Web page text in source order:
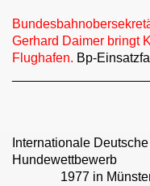
Gerhard Daimer bringt
Flughafen. Bp-
Internationale
Hundewettbewerb
1977 in